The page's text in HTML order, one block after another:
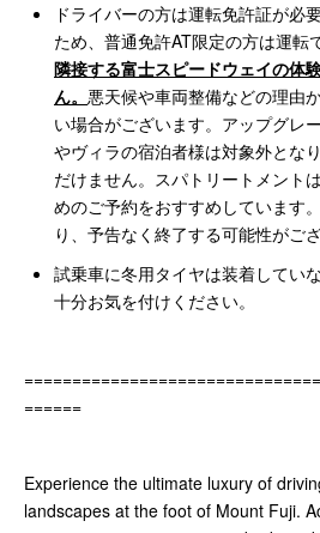
ドライバーの方は運転免許証が必
ため、普通免許AT限定の方は運転
隣接する富士スピードウェイの体
ん。 悪天候や車両整備などの理由
い場合がございます。アップグレ
やヴィラの宿泊者様は対象外とな
だけません。スパトリートメント
めのご予約をおすすめしています
り、予告なく終了する可能性がござ
試乗車に冬用タイヤは装着してい
十分お気を付けください。
======
Experience the ultimate luxury of
landscapes at the foot of Mount Fuji.